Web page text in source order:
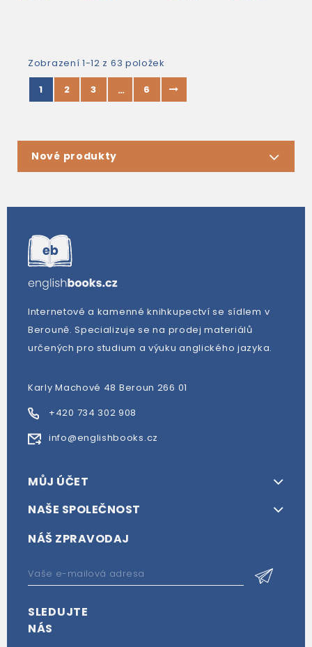
Zobrazení 1-12 z 63 položek
1
2 3 … 6
Nové produkty
Internetové a kamenné knihkupectví se sídlem v
Berouně. Specializuje se na prodej materiálů
určených pro studium a výuku anglického jazyka.
Karly Machové 48 Beroun 266 01
+420 734 302 908
info@englishbooks.cz
MŮJ ÚČET
NAŠE SPOLEČNOST
NÁŠ ZPRAVODAJ
SLEDUJTE
NÁS